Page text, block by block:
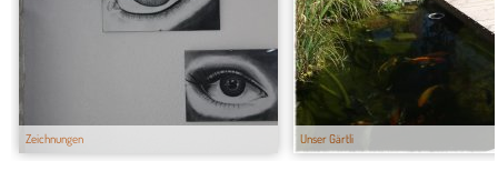
Zeichnungen Unser Gärtli